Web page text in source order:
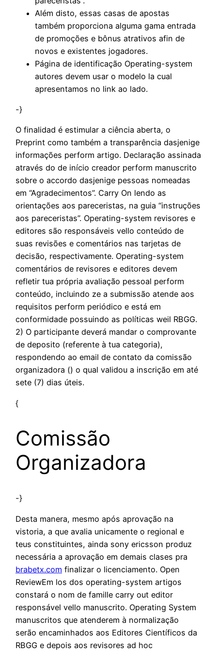
Além disto, essas casas de apostas
também proporciona alguma gama entrada
de promoções e bônus atrativos afin de
novos e existentes jogadores.
Página de identificação Operating-system
autores devem usar o modelo la cual
apresentamos no link ao lado.
-}
O finalidad é estimular a ciência aberta, o
Preprint como também a transparência dasjenige
informações perform artigo. Declaração assinada
através do de início creador perform manuscrito
sobre o accordo dasjenige pessoas nomeadas
em “Agradecimentos”. Carry On lendo as
orientações aos pareceristas, na guia “instruções
aos pareceristas”. Operating-system revisores e
editores são responsáveis vello conteúdo de
suas revisões e comentários nas tarjetas de
decisão, respectivamente. Operating-system
comentários de revisores e editores devem
refletir tua própria avaliação pessoal perform
conteúdo, incluindo ze a submissão atende aos
requisitos perform periódico e está em
conformidade possuindo as políticas weil RBGG.
2) O participante deverá mandar o comprovante
de deposito (referente à tua categoria),
respondendo ao email de contato da comissão
organizadora () o qual validou a inscrição em até
sete (7) dias úteis.
{
Comissão
Organizadora
-}
Desta manera, mesmo após aprovação na
vistoria, a que avalia unicamente o regional e
teus constituintes, ainda sony ericsson produz
necessária a aprovação em demais clases pra
brabetx.com finalizar o licenciamento. Open
ReviewEm los dos operating-system artigos
constará o nom de famille carry out editor
responsável vello manuscrito. Operating System
manuscritos que atenderem à normalização
serão encaminhados aos Editores Científicos da
RBGG e depois aos revisores ad hoc